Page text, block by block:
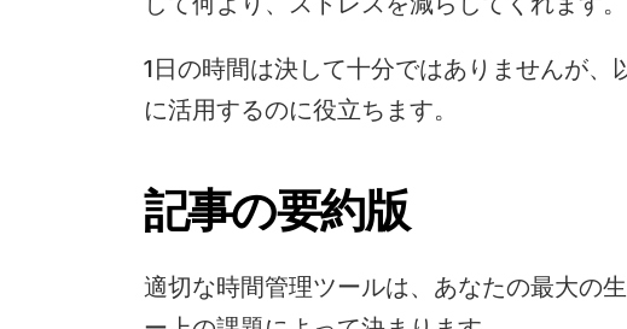
1日の時間は決して十分ではありませんが
に活用するのに役立ちます。
記事の要約版
適切な時間管理ツールは、あなたの最大の